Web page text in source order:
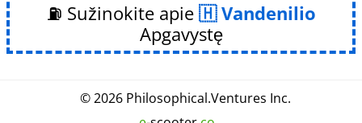
⛽ Sužinokite apie
Vandenilio
Apgavystę
© 2026 Philosophical.Ventures Inc.